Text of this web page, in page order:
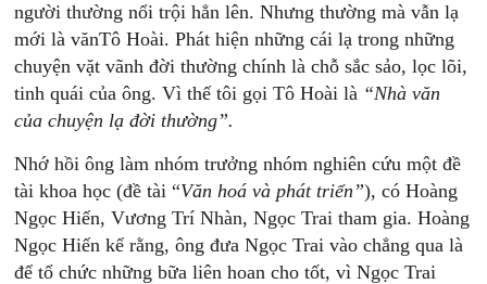
người thường nổi trội hẳn lên. Nhưng thường mà vẫn lạ
mới là vănTô Hoài. Phát hiện những cái lạ trong những
chuyện vặt vãnh đời thường chính là chỗ sắc sảo, lọc lõi,
tinh quái của ông. Vì thế tôi gọi Tô Hoài là “Nhà văn
của chuyện lạ đời thường”.
Nhớ hồi ông làm nhóm trưởng nhóm nghiên cứu một đề
tài khoa học (đề tài “Văn hoá và phát triển”), có Hoàng
Ngọc Hiến, Vương Trí Nhàn, Ngọc Trai tham gia. Hoàng
Ngọc Hiến kể rằng, ông đưa Ngọc Trai vào chẳng qua là
để tổ chức những bữa liên hoan cho tốt, vì Ngọc Trai